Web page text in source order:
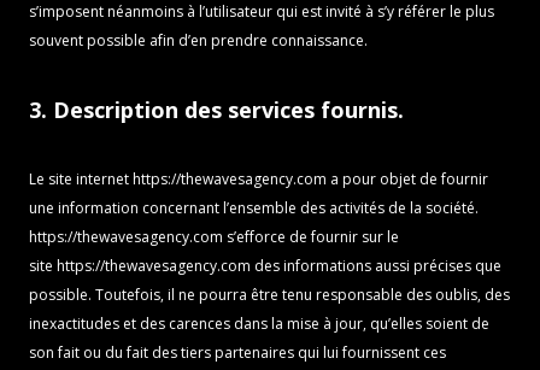
s’imposent néanmoins à l’utilisateur qui est invité à s’y référer le plus
souvent possible afin d’en prendre connaissance.
3. Description des services fournis.
Le site internethttps://thewavesagency.com a pour objet de fournir
une information concernant l’ensemble des activités de la société.
https://thewavesagency.com s’efforce de fournir sur le
site https://thewavesagency.com des informations aussi précises que
possible. Toutefois, il ne pourra être tenu responsable des oublis, des
inexactitudes et des carences dans la mise à jour, qu’elles soient de
son fait ou du fait des tiers partenaires qui lui fournissent ces